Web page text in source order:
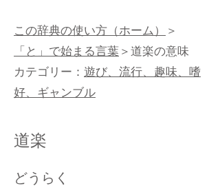
この辞典の使い方（ホーム）＞
「と」で始まる言葉＞道楽の意味
カテゴリー： 遊び、流行、趣味、嗜
好、ギャンブル
道楽
どうらく